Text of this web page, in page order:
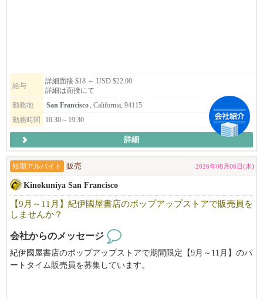
していける方に来て頂けると嬉しいです!
*応募の際は、必ず履歴書の送付を宜しくお願い致します。（日本
語/英語どちらでもOKです）
ご応募いただいた内容を確認のうえ、選考にお進みいただく場合
のみ、5日以内に弊社よりご連絡いたします。
期間内に弊社から連絡がない場合は、誠に恐れ入りますが今回は
見送らせていただいたものとしてご了承ください。
【赴任までのプロセス】
1.履歴書送付（書類審査）
2.Zoom及び対面での面接 (2~3回）
3.採用決定
4.ビザ資料集め
ただける店舗を目指しませんか？
レジュメを添えてご応募ください。皆さまからのご応募を心より
お待ちしております。
給与
詳細面接 $18 ～ USD $22.00
詳細は面接にて
勤務地
San Francisco, California, 94115
勤務時間
10:30～19:30
詳細
短期アルバイト 販売 2026年08月06日(木)
Kinokuniya San Francisco
【9月～11月】紀伊國屋書店のポップアップストアで販売員を
しませんか？
会社からのメッセージ
紀伊國屋書店のポップアップストアで期間限定【9月～11月】のパ
ートタイム販売員を募集しています。